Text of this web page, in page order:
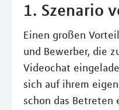
1. Szenario
Einen großen
und Bewerber, die
Videochat
sich auf ihrem
schon das Betreten